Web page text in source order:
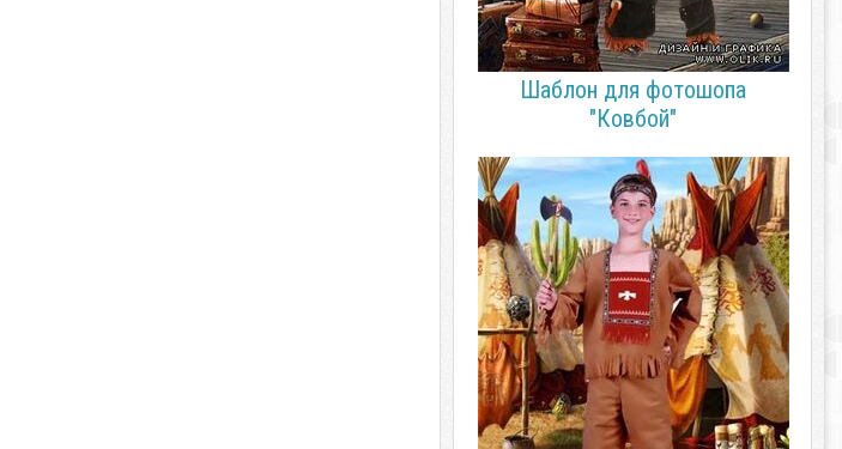
Шаблон для фотошопа
"Ковбой"